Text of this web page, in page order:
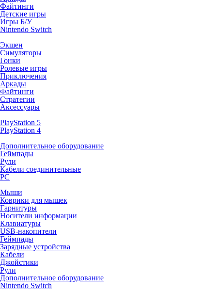
Файтинги
Детские игры
Игры Б/У
Nintendo Switch
Экшен
Симуляторы
Гонки
Ролевые игры
Приключения
Аркады
Файтинги
Стратегии
Аксессуары
PlayStation 5
PlayStation 4
Дополнительное оборудование
Геймпады
Рули
Кабели соединительные
PC
Мыши
Коврики для мышек
Гарнитуры
Носители информации
Клавиатуры
USB-накопители
Геймпады
Зарядные устройства
Кабели
Джойстики
Рули
Дополнительное оборудование
Nintendo Switch